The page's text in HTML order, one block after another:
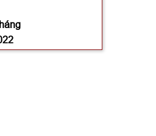
Tuế không?